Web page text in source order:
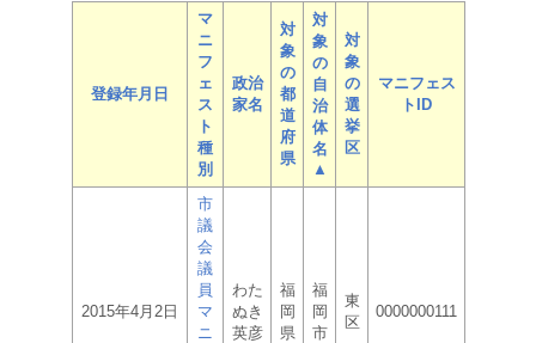
登録年月日
マ
ニ
フ
ェ
ス
ト
種
別
政治
家名
対
象
の
都
道
府
県
対
象
の
自
治
体
名
▲
対
象
の
選
挙
区
マニフェス
トID
2015年4月2日
市
議
会
議
員
マ
ニ
わた
ぬき
英彦
福
岡
県
福
岡
市
東
区
0000000111